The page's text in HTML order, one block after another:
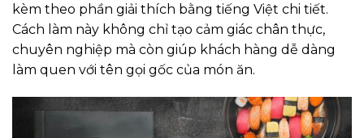
kèm theo phần giải thích bằng tiếng Việt chi tiết.
Cách làm này không chỉ tạo cảm giác chân thực,
chuyên nghiệp mà còn giúp khách hàng dễ dàng
làm quen với tên gọi gốc của món ăn.